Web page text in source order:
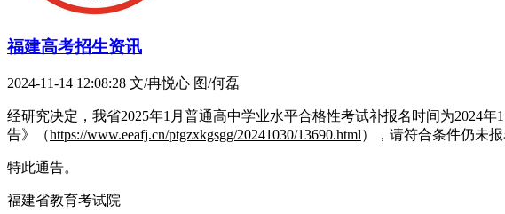
福建高考招生资讯
2024-11-14 12:08:28 文/冉悦心 图/何磊
经研究决定，我省2025年1月普通高中学业水平合格性考试补报名时间为2024
告》（https://www.eeafj.cn/ptgzxkgsgg/20241030/13690.html），请符合条件仍未
特此通告。
福建省教育考试院